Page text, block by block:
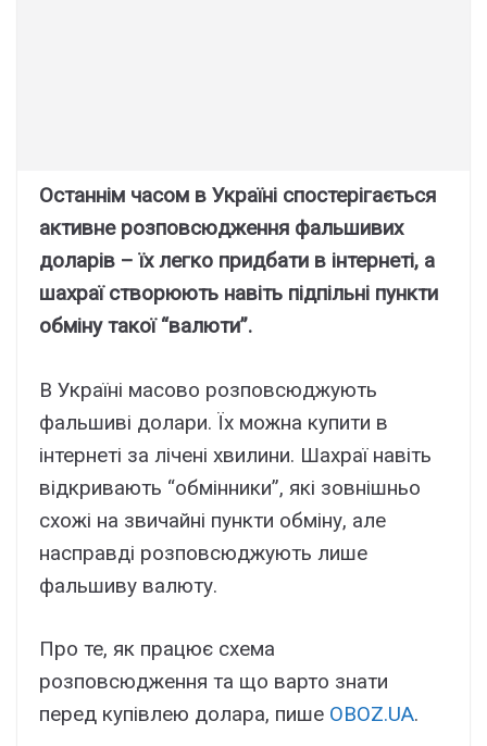
Останнім часом в Україні спостерігається
активне розповсюдження фальшивих
доларів – їх легко придбати в інтернеті, а
шахраї створюють навіть підпільні пункти
обміну такої “валюти”.
В Україні масово розповсюджують
фальшиві долари. Їх можна купити в
інтернеті за лічені хвилини. Шахраї навіть
відкривають “обмінники”, які зовнішньо
схожі на звичайні пункти обміну, але
насправді розповсюджують лише
фальшиву валюту.
Про те, як працює схема
розповсюдження та що варто знати
перед купівлею долара, пише OBOZ.UA.